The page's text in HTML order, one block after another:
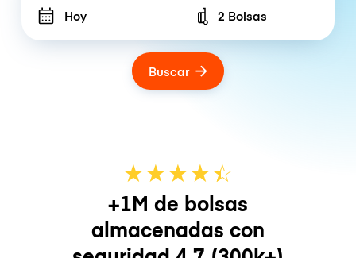
Hoy Number of bags
2 Bolsas
Buscar
★★★★☆
★
+1M de bolsas
almacenadas con